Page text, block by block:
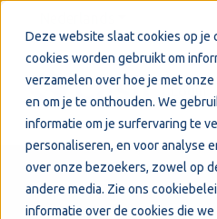
Deze website slaat cookies op je
cookies worden gebruikt om
verzamelen over hoe je met
en om je te onthouden. We
informatie om je surfervaring te
personaliseren, en voor analyse
over onze bezoekers, zowel op
andere media. Zie ons
informatie over de cookies die we